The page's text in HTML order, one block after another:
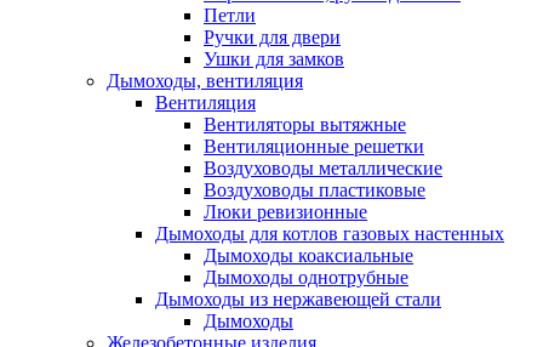
Петли
Ручки для двери
Ушки для замков
Дымоходы, вентиляция
Вентиляция
Вентиляторы вытяжные
Вентиляционные решетки
Воздуховоды металлические
Воздуховоды пластиковые
Люки ревизионные
Дымоходы для котлов газовых настенных
Дымоходы коаксиальные
Дымоходы однотрубные
Дымоходы из нержавеющей стали
Дымоходы
Железобетонные изделия